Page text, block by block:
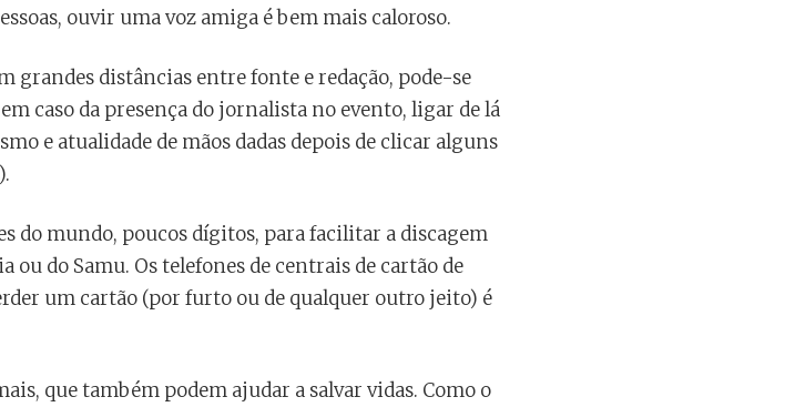
ouvir uma voz amiga é bem mais caloroso.
grandes distâncias entre fonte e redação, pode-se
caso da presença do jornalista no evento, ligar de lá
e atualidade de mãos dadas depois de clicar alguns
do mundo, poucos dígitos, para facilitar a discagem
ou do Samu. Os telefones de centrais de cartão de
um cartão (por furto ou de qualquer outro jeito) é
que também podem ajudar a salvar vidas. Como o